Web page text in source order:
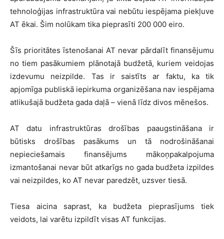
tehnoloģijas infrastruktūra vai nebūtu iespējama piekļuve
AT ēkai. Šim nolūkam tika pieprasīti 200 000 eiro.
Šīs prioritātes īstenošanai AT nevar pārdalīt finansējumu
no tiem pasākumiem plānotajā budžetā, kuriem veidojas
izdevumu neizpilde. Tas ir saistīts ar faktu, ka tik
apjomīga publiskā iepirkuma organizēšana nav iespējama
atlikušajā budžeta gada daļā – vienā līdz divos mēnešos.
AT datu infrastruktūras drošības paaugstināšana ir
būtisks drošības pasākums un tā nodrošināšanai
nepieciešamais finansējums mākoņpakalpojuma
izmantošanai nevar būt atkarīgs no gada budžeta izpildes
vai neizpildes, ko AT nevar paredzēt, uzsver tiesā.
Tiesa aicina saprast, ka budžeta pieprasījums tiek
veidots, lai varētu izpildīt visas AT funkcijas.